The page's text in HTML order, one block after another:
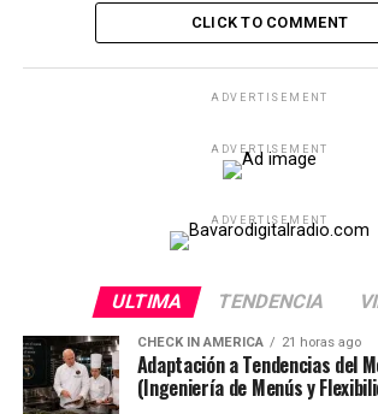
CLICK TO COMMENT
ADVERTISEMENT
ADVERTISEMENT
ADVERTISEMENT
ULTIMA TENDENCIA
CHECK IN AMERICA 21 horas ago
Adaptación a Tendencias del
(Ingeniería de Menús y